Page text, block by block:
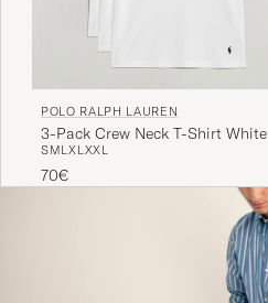
POLO RALPH LAUREN
3-Pack Crew Neck T-Shirt White
SMLXLXXL
70€